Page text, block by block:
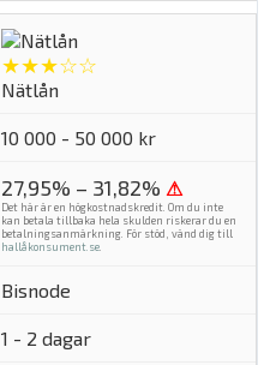
★★★☆☆
Nätlån
10 000 - 50 000 kr
27,95% – 31,82% ⚠
Det här är en högkostnadskredit. Om du inte
kan betala tillbaka hela skulden riskerar du en
betalningsanmärkning. För stöd, vänd dig till
hallåkonsument.se
Bisnode
1 - 2 dagar